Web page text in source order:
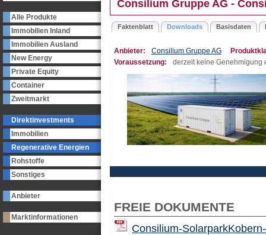
Alle Produkte
Immobilien Inland
Immobilien Ausland
New Energy
Private Equity
Container
Zweitmarkt
Direktinvestments
Immobilien
Regenerative Energien
Rohstoffe
Sonstiges
Anbieter
Marktinformationen
Consilium Gruppe AG -
Faktenblatt Downloads Basisdaten
Anbieter: Consilium Gruppe AG
Voraussetzung:
derzeit keine Genehmigung
FREIE DOKUMENTE
Consilium-